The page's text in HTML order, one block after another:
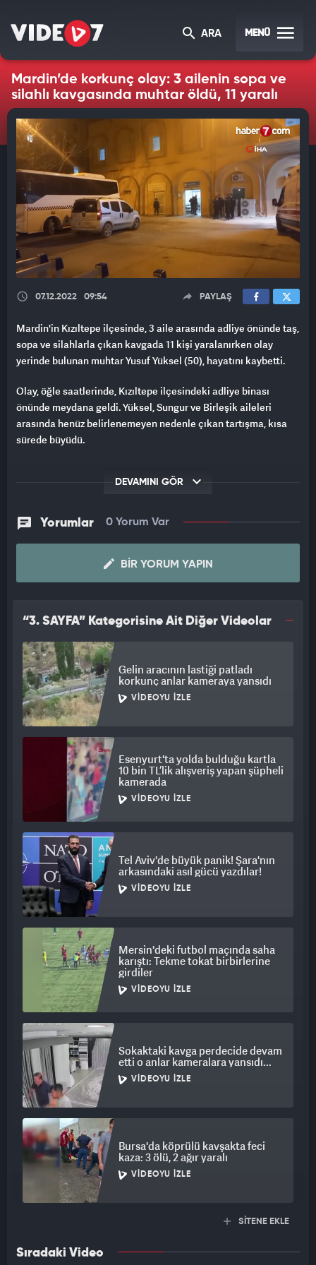
ARA MENÜ
Mardin’de korkunç olay: 3 ailenin sopa ve
silahlı kavgasında muhtar öldü, 11 yaralı
07.12.2022 09:54 PAYLAŞ
Mardin'in Kızıltepe ilçesinde, 3 aile arasında adliye önünde taş,
sopa ve silahlarla çıkan kavgada 11 kişi yaralanırken olay
yerinde bulunan muhtar Yusuf Yüksel (50), hayatını kaybetti.
Olay, öğle saatlerinde, Kızıltepe ilçesindeki adliye binası
önünde meydana geldi. Yüksel, Sungur ve Birleşik aileleri
arasında henüz belirlenemeyen nedenle çıkan tartışma, kısa
sürede büyüdü.
yaralandı. İhbar üzerine olay yerine polis ve sağlık ekipleri sevk
edildi. Sağlık görevlilerinin müdahale ettiği B.T. (35), M.T. (20),
A.Y. (19), B.Y. (33), D.Y. (29), M.Y. (51), A.Y. (42), N.B. (40), A.B. (49),
R.B. (45) ve Y.C. (30) ambulanslarla hastanelere götürüldü.
Polis ekipleri de olayla ilgili 7 kişiyi gözaltına aldı. Olay yerinde
buldu.
MUHTAR CANINDAN OLDU
Mardin’in Kızıltepe ilçesinde 3 aile arasında adliye önünde
çıkan; taş, sopa ve silah kullanılan kavgada yaralanan 12
kişiden 1'i olan kırsal Demirkapı Mahallesi Muhtarı Yusuf
Yüksel (50), hastanede yapılan müdahalelere rağmen yaşamını
yitirdi. Diğer yaralıların hastanelerdeki tedavisi, gözaltına
alınan 7 şüphelinin ise emniyetteki işlemleri devam ediyor.
DEVAMINI GÖR
Yorumlar 0 Yorum Var
BIR YORUM YAPIN
“3. SAYFA” Kategorisine Ait Diğer Videolar
Gelin aracının lastiği patladı
korkunç anlar kameraya yansıdı
VIDEOYU İZLE
Esenyurt'ta yolda bulduğu kartla
10 bin TL’lik alışveriş yapan şüpheli
kamerada
VIDEOYU İZLE
Tel Aviv'de büyük panik! Şara'nın
arkasındaki asıl gücü yazdılar!
VIDEOYU İZLE
Mersin'deki futbol maçında saha
karıştı: Tekme tokat birbirlerine
girdiler
VIDEOYU İZLE
Sokaktaki kavga perdecide devam
etti o anlar kameralara yansıdı...
VIDEOYU İZLE
Bursa'da köprülü kavşakta feci
kaza: 3 ölü, 2 ağır yaralı
VIDEOYU İZLE
SİTENE EKLE
Sıradaki Video